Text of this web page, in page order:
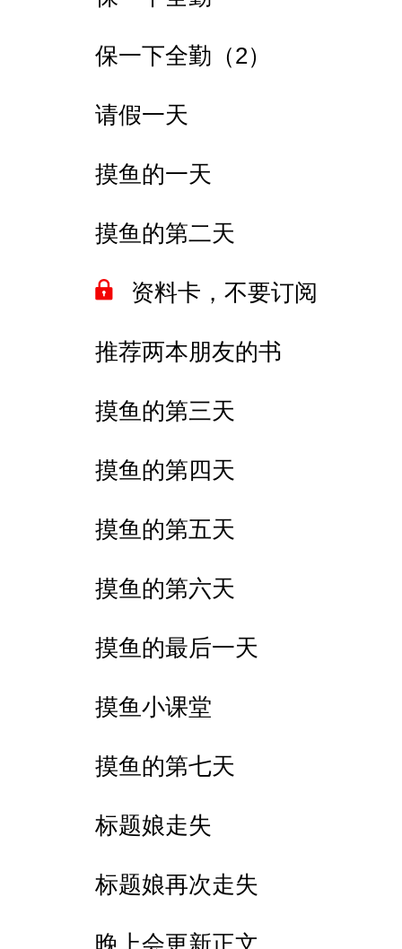
保一下全勤（2）
请假一天
摸鱼的一天
摸鱼的第二天
资料卡，不要订阅
推荐两本朋友的书
摸鱼的第三天
摸鱼的第四天
摸鱼的第五天
摸鱼的第六天
摸鱼的最后一天
摸鱼小课堂
摸鱼的第七天
标题娘走失
标题娘再次走失
晚上会更新正文